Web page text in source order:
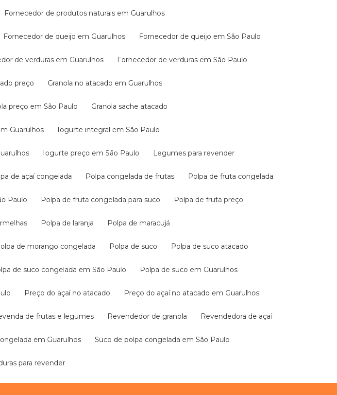
Fornecedor de produtos naturais em Guarulhos
Fornecedor de queijo em Guarulhos Fornecedor de queijo em São Paulo
de verduras em Guarulhos Fornecedor de verduras em São Paulo
preço Granola no atacado em Guarulhos
preço em São Paulo Granola sache atacado
Guarulhos Iogurte integral em São Paulo
Iogurte preço em São Paulo Legumes para revender
de açaí congelada Polpa congelada de frutas Polpa de fruta congelada
Paulo Polpa de fruta congelada para suco Polpa de fruta preço
Polpa de laranja Polpa de maracujá
Polpa de morango congelada Polpa de suco Polpa de suco atacado
de suco congelada em São Paulo Polpa de suco em Guarulhos
Preço do açaí no atacado Preço do açaí no atacado em Guarulhos
de frutas e legumes Revendedor de granola Revendedora de açaí
em Guarulhos Suco de polpa congelada em São Paulo
para revender